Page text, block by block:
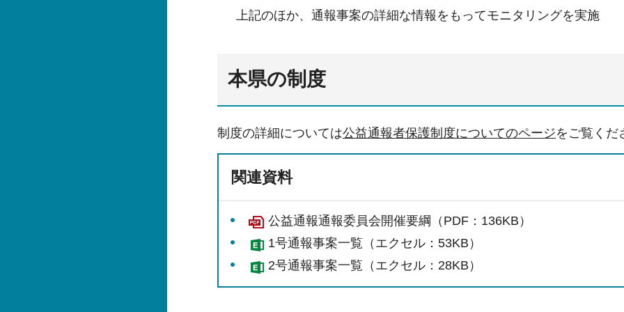
上記のほか、通報事案の詳細な情報をもってモニタリングを実施
本県の制度
制度の詳細については公益通報者保護制度についてのページをご覧くだ
関連資料
公益通報通報委員会開催要綱（PDF：136KB）
1号通報事案一覧（エクセル：53KB）
2号通報事案一覧（エクセル：28KB）